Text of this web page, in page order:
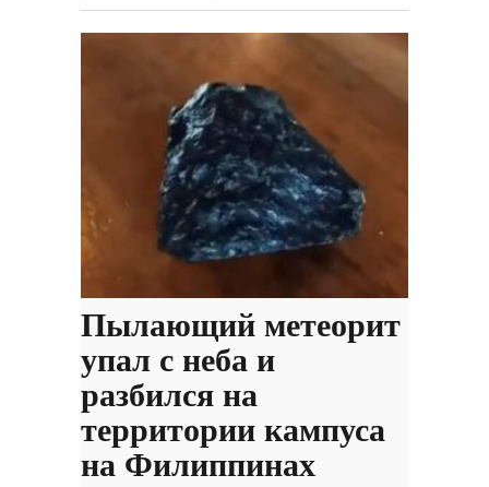
Пылающий метеорит
упал с неба и
разбился на
территории кампуса
на Филиппинах